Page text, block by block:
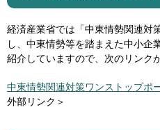
経済産業省では「中東情勢関連対
し、中東情勢等を踏まえた中小企
紹介していますので、次のリンク
中東情勢関連対策ワンストップポ
外部リンク＞